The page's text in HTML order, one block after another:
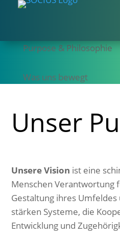
Purpose & Philosophie
Was uns bewegt
Unser
Unsere Vision ist eine
Menschen Verantwortung
Gestaltung ihres
stärken Systeme, die
Entwicklung und